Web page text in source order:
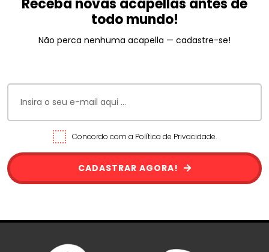
Receba novas acapellas antes de
todo mundo!
Não perca nenhuma acapella — cadastre-se!
Concordo com a Política de Privacidade.
CADASTRAR AGORA!